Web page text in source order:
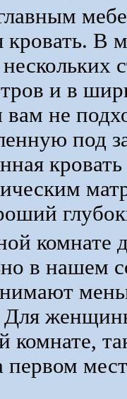
кровать. В
и в
вам не
под
комнате
в нашем
комнате,
первом